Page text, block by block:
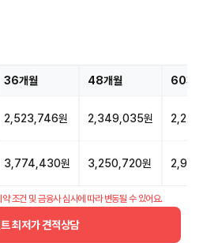
36개월 48개월 60개
2,523,746원 2,349,035원
3,774,430원 3,250,720원
조건 및 금융사 심사에 따라 변동될 수 있어요.
최저가 견적상담